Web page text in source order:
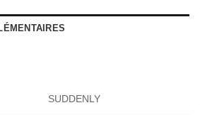
SUDDENLY